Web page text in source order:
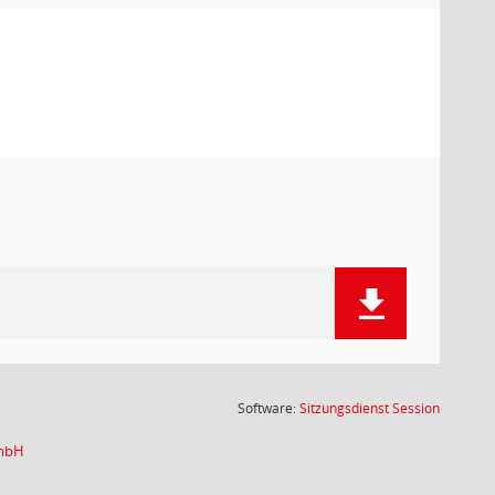
Software:SitzungsdienstSession(Wird in